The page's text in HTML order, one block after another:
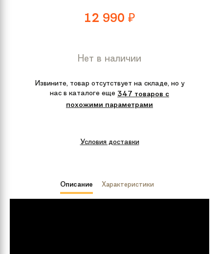
12 990 ₽
Нет в наличии
Извините, товар отсутствует на складе, но у
нас в каталоге еще 347 товаров с
похожими параметрами
Условия доставки
Описание Характеристики